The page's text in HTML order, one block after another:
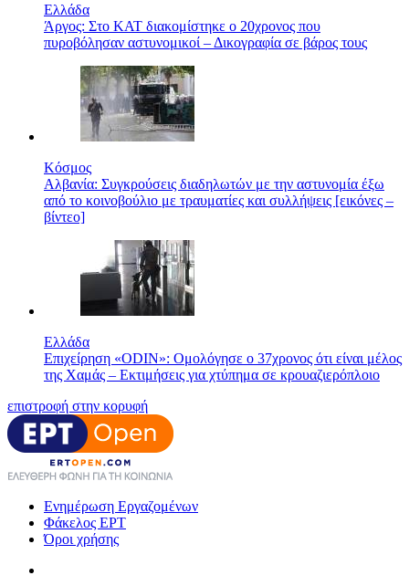
Ελλάδα
Άργος: Στο ΚΑΤ διακομίστηκε ο 20χρονος που
πυροβόλησαν αστυνομικοί – Δικογραφία σε βάρος τους
Κόσμος
Αλβανία: Συγκρούσεις διαδηλωτών με την αστυνομία έξω
από το κοινοβούλιο με τραυματίες και συλλήψεις [εικόνες –
βίντεο]
Ελλάδα
Επιχείρηση «ODIN»: Ομολόγησε ο 37χρονος ότι είναι μέλος
της Χαμάς – Εκτιμήσεις για χτύπημα σε κρουαζιερόπλοιο
επιστροφή στην κορυφή
Ενημέρωση Εργαζομένων
Φάκελος ΕΡΤ
Όροι χρήσης